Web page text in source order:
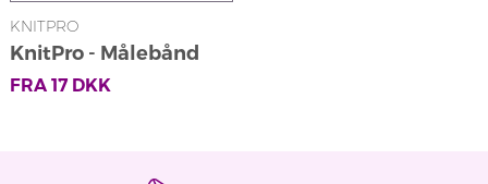
KNITPRO
KnitPro - Målebånd
FRA 17DKK